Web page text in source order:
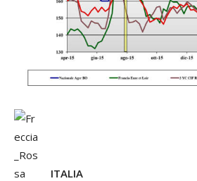
ITALIA